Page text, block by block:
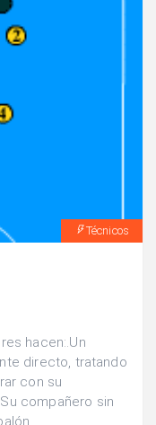
Técnicos
hacen:.Un
directo, tratando
con su
compañero sin